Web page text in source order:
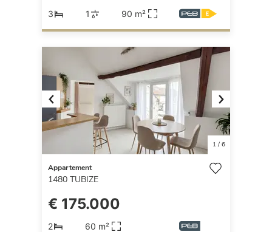
3 1 90 m²
Previous Next
1/ 6
Appartement
1480 TUBIZE
€ 175.000
2 60 m²